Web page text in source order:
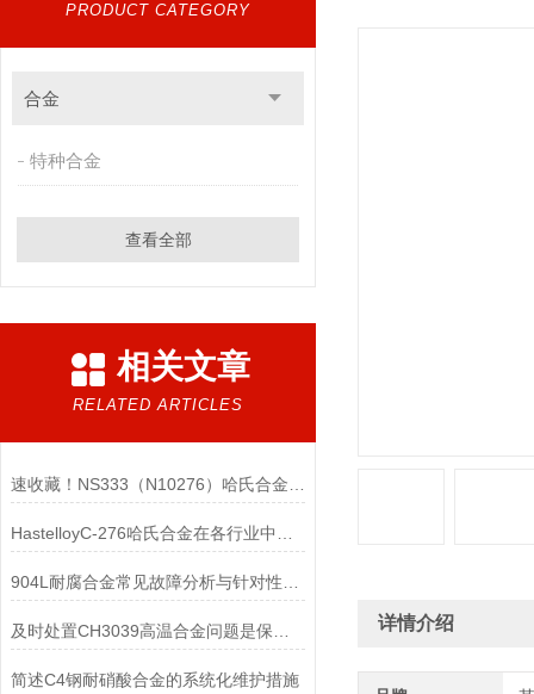
PRODUCT CATEGORY
合金
特种合金
查看全部
相关文章
RELATED ARTICLES
简述C4钢耐硝酸合金的系统化维护措施
详情介绍